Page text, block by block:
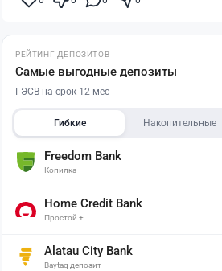
РЕЙТИНГ ДЕПОЗИТОВ
Самые выгодные депозиты
ГЭСВ на срок 12 мес
Гибкие Накопительные
Freedom Bank
Копилка
Home Credit Bank
Простой +
Alatau City Bank
Baytaq депозит